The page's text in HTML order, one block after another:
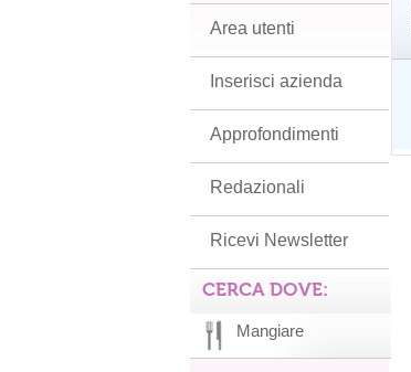
Area utenti
Inserisci azienda
Approfondimenti
Redazionali
Ricevi Newsletter
CERCA DOVE:
Mangiare